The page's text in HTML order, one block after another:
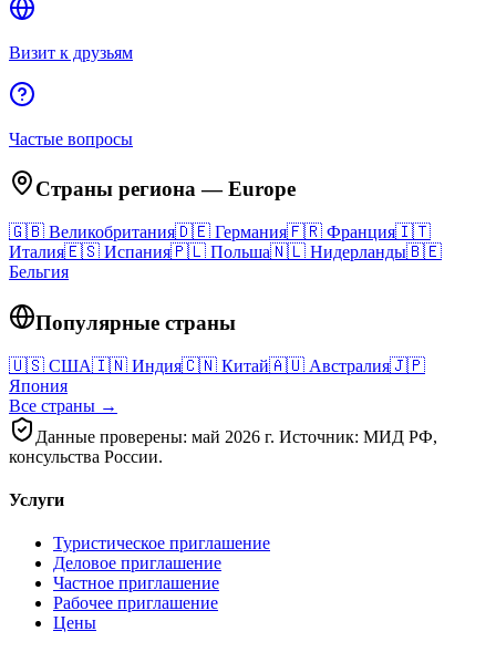
Визит к друзьям
Частые вопросы
Страны региона—Europe
🇬🇧 Великобритания🇩🇪 Германия🇫🇷 Франция🇮🇹
Италия🇪🇸 Испания🇵🇱 Польша🇳🇱 Нидерланды🇧🇪
Бельгия
Популярные страны
🇺🇸 США🇮🇳 Индия🇨🇳 Китай🇦🇺 Австралия🇯🇵
Япония
Все страны →
Данные проверены: май 2026 г. Источник: МИД РФ,
консульства России.
Услуги
Туристическое приглашение
Деловое приглашение
Частное приглашение
Рабочее приглашение
Цены